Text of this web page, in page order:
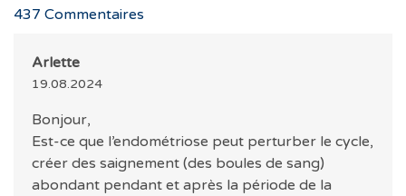
437 Commentaires
Arlette
19.08.2024
Bonjour,
Est-ce que l’endométriose peut perturber le cycle,
créer des saignement (des boules de sang)
abondant pendant et après la période de la